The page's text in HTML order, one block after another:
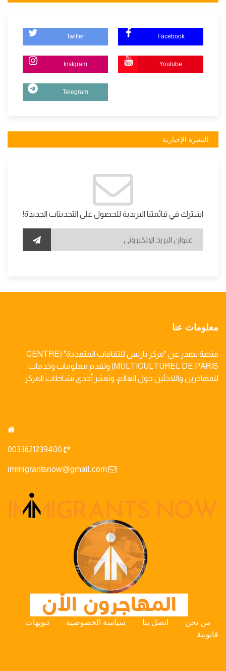
Twitter Facebook
Instgram Youtube
Telegram
النشرة الإخبارية
اشترك في قائمتنا البريدية للحصول على التحديثات الجديدة!
معلومات عنا
منصة تصدر عن "مركز باريس للثقافات المتعددة" (CENTRE
MULTICULTUREL DE PARIS) وتقدم معلومات وخدمات
للمهاجرين واللاجئين حول العالم، وتعتبر أحدى نشاطات المركز.
immigrantsnow@gmail.com
من نحن اتصل بنا سياسة الخصوصية
تنويهات
قانونية